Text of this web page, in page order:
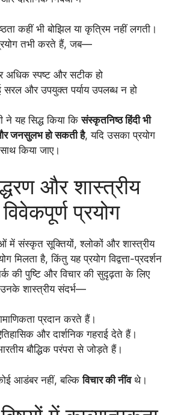
कहीं भी बोझिल या कृत्रिम नहीं लगती।
तभी करते हैं, जब—
अधिक स्पष्ट और सटीक हो
और उपयुक्त पर्याय उपलब्ध न हो
ने यह सिद्ध किया किसंस्कृतनिष्ठ हिंदी भी
जनसुलभ हो सकती है, यदि उसका प्रयोग
किया जाए।
और शास्त्रीय
प्रयोग
में संस्कृत सूक्तियों, श्लोकों और शास्त्रीय
मिलता है, किंतु यह प्रयोग विद्वत्ता-प्रदर्शन
की पुष्टि और विचार की सुदृढ़ता के लिए
उनके शास्त्रीय संदर्भ—
प्रदान करते हैं।
और दार्शनिक गहराई देते हैं।
बौद्धिक परंपरा से जोड़ते हैं।
आडंबर नहीं, बल्किविचार की नींवथे।